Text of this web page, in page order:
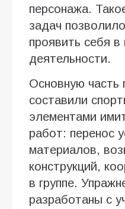
персонажа.
задач
проявить себя в
деятельности.
Основную часть
составили
элементами
работ: перенос
материалов,
конструкций,
в группе.
разработаны с